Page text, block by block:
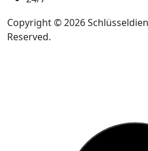
Copyright © 2026
Reserved.